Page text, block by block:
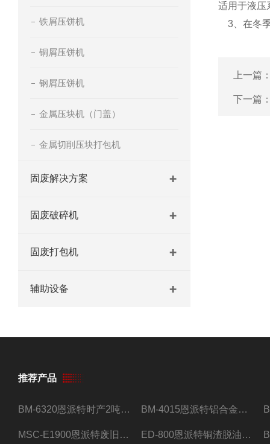
铁屑压饼机
铜屑压饼机
钢屑压饼机
金属压块机（门盖）
金属切削压块打包机
固废解决方案
固废破碎机
固废打包机
辅助设备
适用于液压
3、在冬
上一篇
下一篇
推荐产品
BM-6320恩派特时产2吨合金钢屑压饼机 BM-4015恩派特铝合金屑压饼机 脱油效果好
MSC-E1900恩派特废旧锂电池极片破碎处理设备 ED-800恩派特铜渣脱油机废铜屑铝屑甩油机